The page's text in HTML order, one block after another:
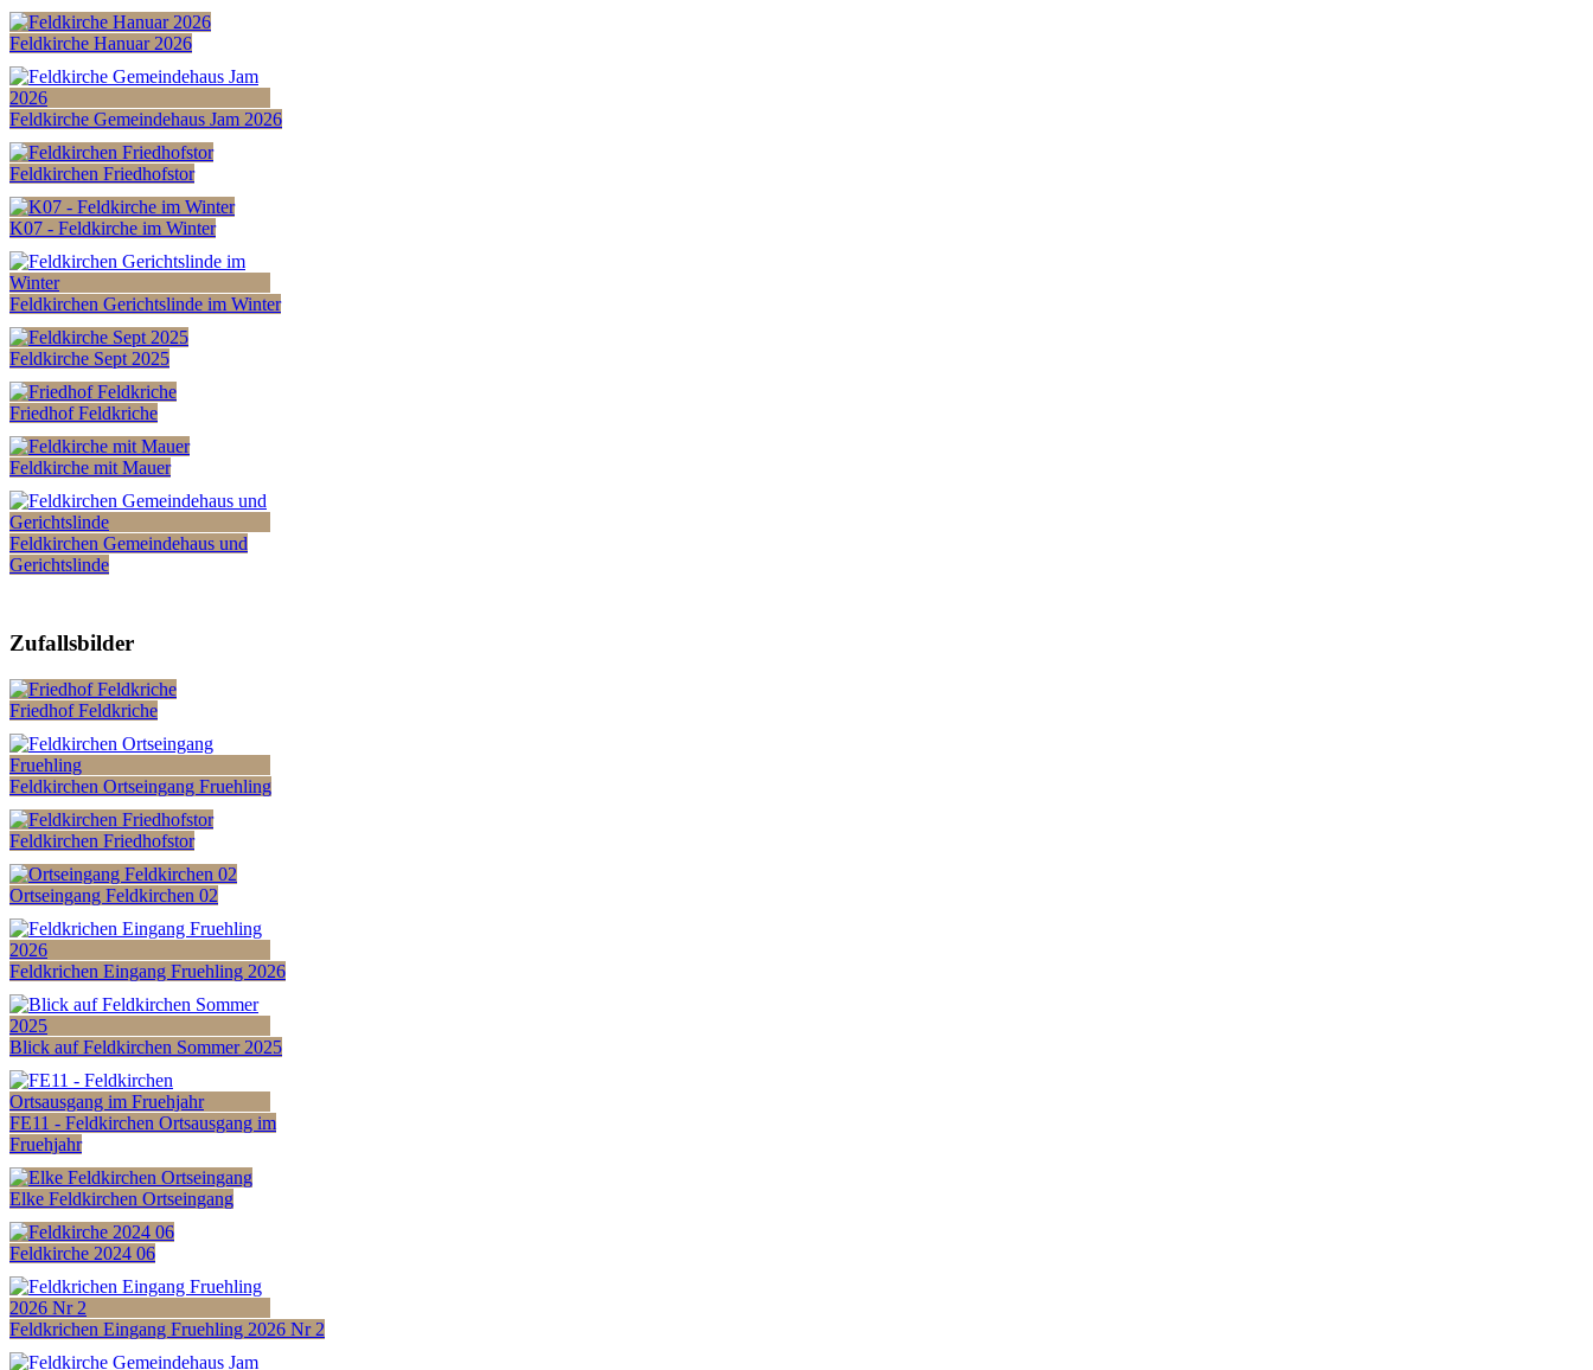
Feldkirche Hanuar 2026
Feldkirche Gemeindehaus Jam 2026
Feldkirchen Friedhofstor
K07 - Feldkirche im Winter
Feldkirchen Gerichtslinde im Winter
Feldkirche Sept 2025
Friedhof Feldkriche
Feldkirche mit Mauer
Feldkirchen Gemeindehaus und
Gerichtslinde
Zufallsbilder
Friedhof Feldkriche
Feldkirchen Ortseingang Fruehling
Feldkirchen Friedhofstor
Ortseingang Feldkirchen 02
Feldkrichen Eingang Fruehling 2026
Blick auf Feldkirchen Sommer 2025
FE11 - Feldkirchen Ortsausgang im
Fruehjahr
Elke Feldkirchen Ortseingang
Feldkirche 2024 06
Feldkrichen Eingang Fruehling 2026 Nr 2